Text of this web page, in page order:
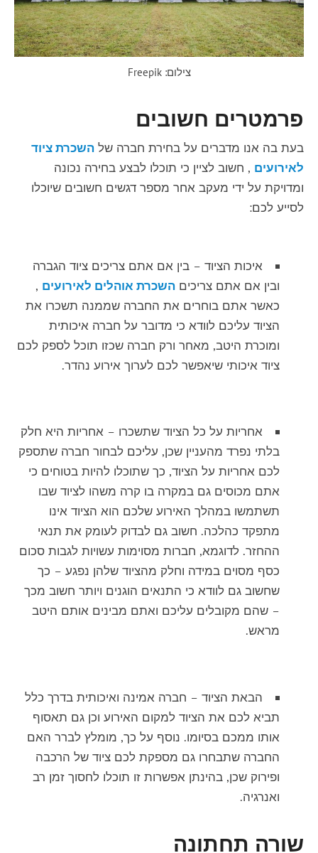
צילום: Freepik
פרמטרים חשובים
בעת בה אנו מדברים על בחירת חברה של השכרת ציוד
לאירועים, חשוב לציין כי תוכלו לבצע בחירה נכונה
ומדויקת על ידי מעקב אחר מספר דגשים חשובים שיוכלו
לסייע לכם:
איכות הציוד – בין אם אתם צריכים ציוד הגברה
ובין אם אתם צריכים השכרת אוהלים לאירועים,
כאשר אתם בוחרים את החברה שממנה תשכרו את
הציוד עליכם לוודא כי מדובר על חברה איכותית
ומוכרת היטב, מאחר ורק חברה שכזו תוכל לספק לכם
ציוד איכותי שיאפשר לכם לערוך אירוע נהדר.
אחריות על כל הציוד שתשכרו – אחריות היא חלק
בלתי נפרד מהעניין שכן, עליכם לבחור חברה שתספק
לכם אחריות על הציוד, כך שתוכלו להיות בטוחים כי
אתם מכוסים גם במקרה בו קרה משהו לציוד שבו
תשתמשו במהלך האירוע שלכם הוא הציוד אינו
מתפקד כהלכה. חשוב גם לבדוק לעומק את תנאי
ההחזר. לדוגמא, חברות מסוימות עשויות לגבות סכום
כסף מסוים במידה וחלק מהציוד שלהן נפגע – כך
שחשוב גם לוודא כי התנאים הוגנים ויותר חשוב מכך
– שהם מקובלים עליכם ואתם מבינים אותם היטב
מראש.
הבאת הציוד – חברה אמינה ואיכותית בדרך כלל
תביא לכם את הציוד למקום האירוע וכן גם תאסוף
אותו ממכם בסיומו. נוסף על כך, מומלץ לברר האם
החברה שתבחרו גם מספקת לכם ציוד של הרכבה
ופירוק שכן, בהינתן אפשרות זו תוכלו לחסוך זמן רב
ואנרגיה.
שורה תחתונה